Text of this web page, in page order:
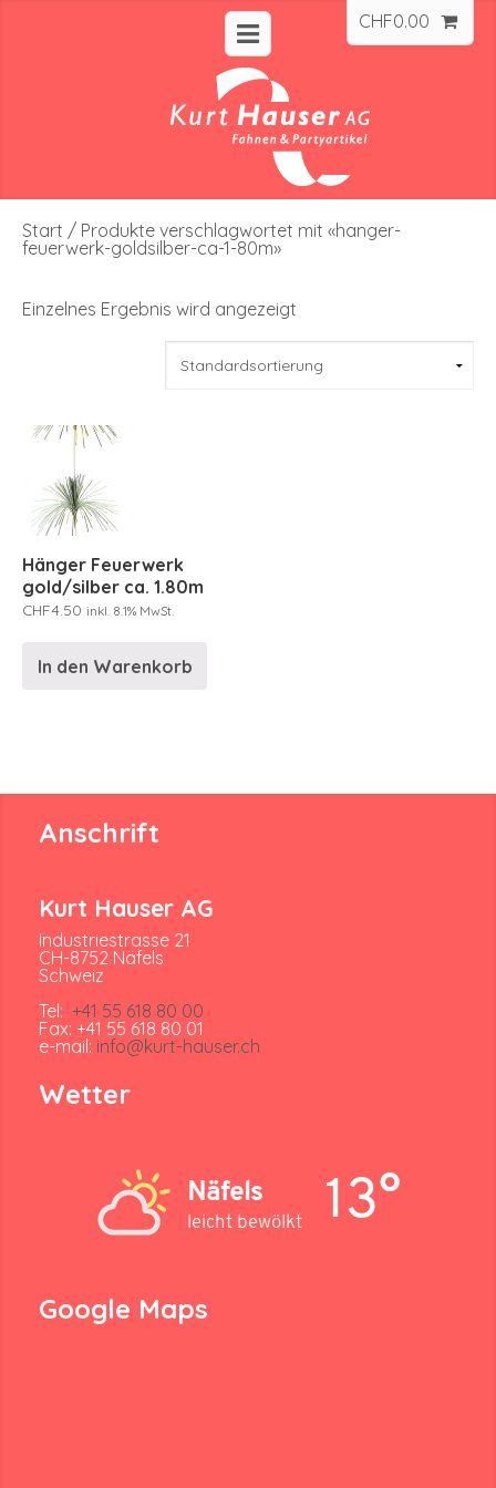
CHF0.00
Start / Produkte verschlagwortet mit «hanger-
feuerwerk-goldsilber-ca-1-80m»
Einzelnes Ergebnis wird angezeigt
Hänger Feuerwerk
gold/silber ca. 1.80m
CHF4.50 inkl. 8.1% MwSt.
In den Warenkorb
Anschrift
Kurt Hauser AG
Industriestrasse 21
CH-8752 Näfels
Schweiz
Tel: +41 55 618 80 00
Fax: +41 55 618 80 01
e-mail: info@kurt-hauser.ch
Wetter
Näfels
leicht bewölkt 13°
Google Maps